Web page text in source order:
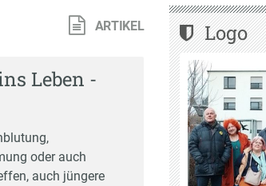
ARTIKEL
Leben -
oder auch
auch jüngere
Logo